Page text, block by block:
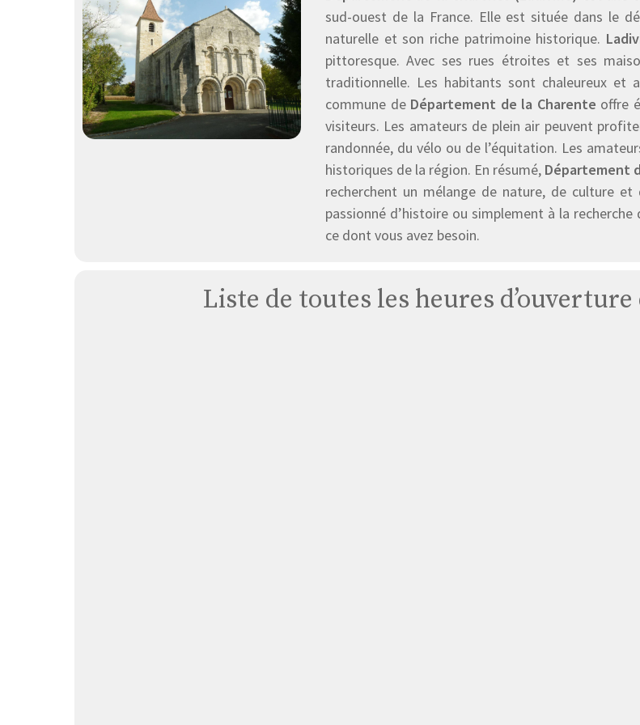
sud-ouest de la France. Elle est située dans le
naturelle et son riche patrimoine historique.
pittoresque. Avec ses rues étroites et ses
traditionnelle. Les habitants sont chaleureux
commune de Département de la Charente offre
visiteurs. Les amateurs de plein air peuvent
randonnée, du vélo ou de l’équitation. Les
historiques de la région. En résumé, Département
recherchent un mélange de nature, de culture
passionné d’histoire ou simplement à la
ce dont vous avez besoin.
Liste de toutes les heures